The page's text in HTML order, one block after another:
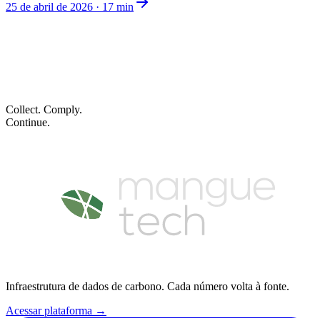
25 de abril de 2026 · 17 min
Collect. Comply.
Continue.
Infraestrutura de dados de carbono. Cada número volta à fonte.
Acessar plataforma →